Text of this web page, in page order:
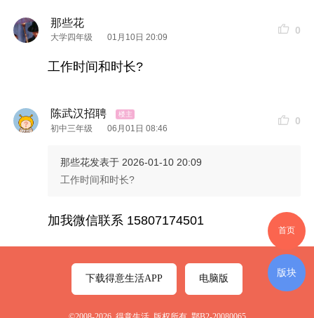
[太阳 ]地址：沌口康师傅园区
报名联系 15807174501 陈主管
标签
那些花
大学四年级 01月10日 20:09
0
工作时间和时长?
陈武汉招聘
初中三年级 06月01日 08:46
0
那些花发表于 2026-01-10 20:09
工作时间和时长?
加我微信联系 15807174501
首页
版块
下载得意生活APP 电脑版